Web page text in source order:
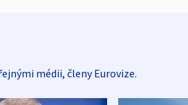
médii, členy Eurovize.